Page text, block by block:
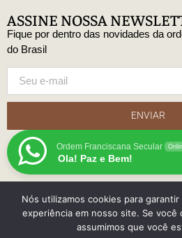
ASSINE NOSSA
Fique por dentro das novidades da
do Brasil
ENVIAR
Ordem Franciscana Secular
Ola! Paz e Bem!
© Copyright Ordem Franciscana
Nós utilizamos cookies para
experiência em nosso site. Se você
assumimos que você